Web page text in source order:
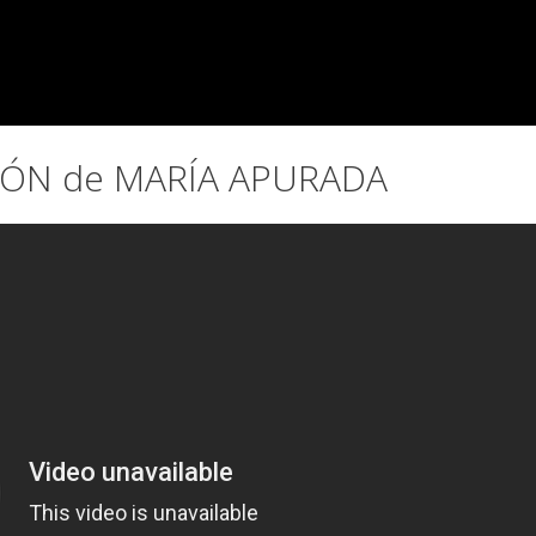
de MARÍA APURADA